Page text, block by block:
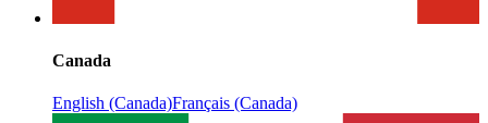
Canada
English (Canada)Français (Canada)